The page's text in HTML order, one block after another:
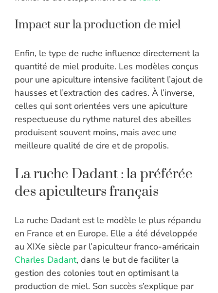
Impact sur la production de miel
Enfin, le type de ruche influence directement la
quantité de miel produite. Les modèles conçus
pour une apiculture intensive facilitent l’ajout de
hausses et l’extraction des cadres. À l’inverse,
celles qui sont orientées vers une apiculture
respectueuse du rythme naturel des abeilles
produisent souvent moins, mais avec une
meilleure qualité de cire et de propolis.
La ruche Dadant : la préférée
des apiculteurs français
La ruche Dadant est le modèle le plus répandu
en France et en Europe. Elle a été développée
au XIXe siècle par l’apiculteur franco-américain
Charles Dadant, dans le but de faciliter la
gestion des colonies tout en optimisant la
production de miel. Son succès s’explique par